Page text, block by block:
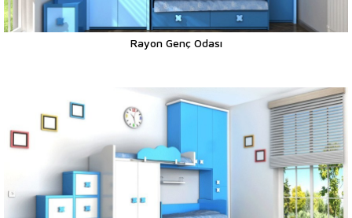
Rayon Genç Odası